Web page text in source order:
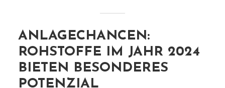
ANLAGECHANCEN:
ROHSTOFFE IM JAHR 2024
BIETEN BESONDERES
POTENZIAL